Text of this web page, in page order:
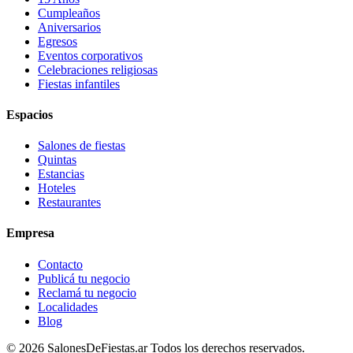
Cumpleaños
Aniversarios
Egresos
Eventos corporativos
Celebraciones religiosas
Fiestas infantiles
Espacios
Salones de fiestas
Quintas
Estancias
Hoteles
Restaurantes
Empresa
Contacto
Publicá tu negocio
Reclamá tu negocio
Localidades
Blog
© 2026 SalonesDeFiestas.arTodos los derechos reservados.